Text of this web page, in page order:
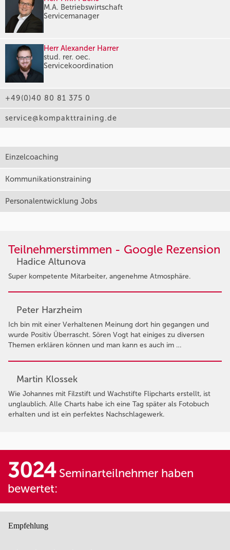
M.A. Betriebswirtschaft
Servicemanager
Herr Alexander Harrer
stud. rer. oec.
Servicekoordination
+49(0)40 80 81 375 0
service@kompakttraining.de
Einzelcoaching
Kommunikationstraining
Personalentwicklung Jobs
Teilnehmerstimmen - Google Rezension
Hadice Altunova
Super kompetente Mitarbeiter, angenehme Atmosphäre.
Peter Harzheim
Ich bin mit einer Verhaltenen Meinung dort hin gegangen und
wurde Positiv Überrascht. Sören Vogt hat einiges zu diversen
Themen erklären können und man kann es auch im …
Martin Klossek
Wie Johannes mit Filzstift und Wachstifte Flipcharts erstellt, ist
unglaublich. Alle Charts habe ich eine Tag später als Fotobuch
erhalten und ist ein perfektes Nachschlagewerk.
3024Seminarteilnehmer haben
bewertet:
Empfehlung